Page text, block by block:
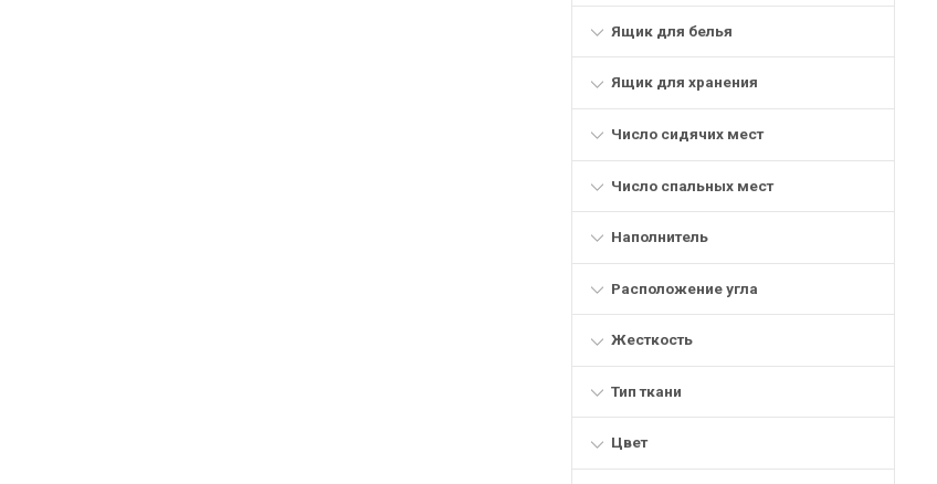
Ящик для белья
Ящик для хранения
Число сидячих мест
Число спальных мест
Наполнитель
Расположение угла
Жесткость
Тип ткани
Цвет